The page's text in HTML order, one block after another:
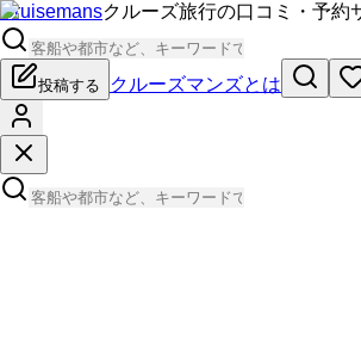
Cruisemansクルーズ旅行の口コミ・予約
投稿する クルーズマンズとは